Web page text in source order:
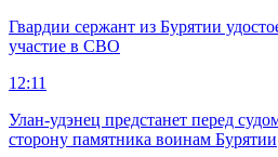
Гвардии сержант из Бурятии
участие в СВО
12:11
Улан-удэнец предстанет перед
сторону памятника воинам Бурятии